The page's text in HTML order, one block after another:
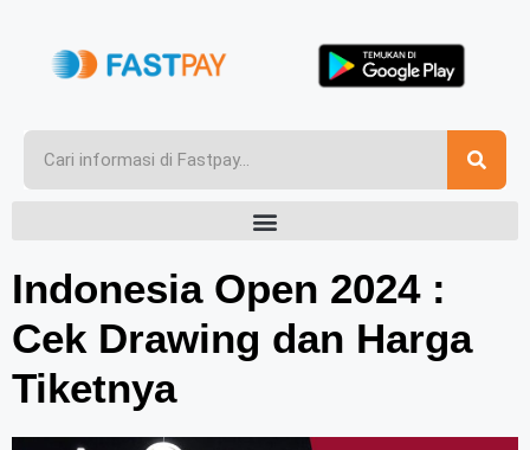
Indonesia Open 2024 :
Cek Drawing dan Harga
Tiketnya